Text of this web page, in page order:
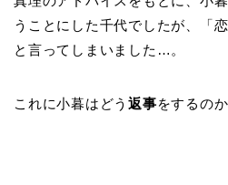
うことにした千代でしたが、「
と言ってしまいました…。
これに小暮はどう返事をするの